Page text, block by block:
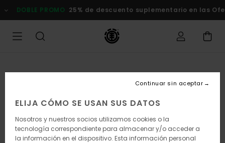
la
DOBLE PROMO 25% de descuento suplementario en las
ELIJA CÓMO SE USAN SUS DATOS
Nosotros y nuestros socios utilizamos cookies o la
tecnología correspondiente para almacenar y/o acceder a
la información en el dispositivo. Esta información personal
Continuar sin aceptar